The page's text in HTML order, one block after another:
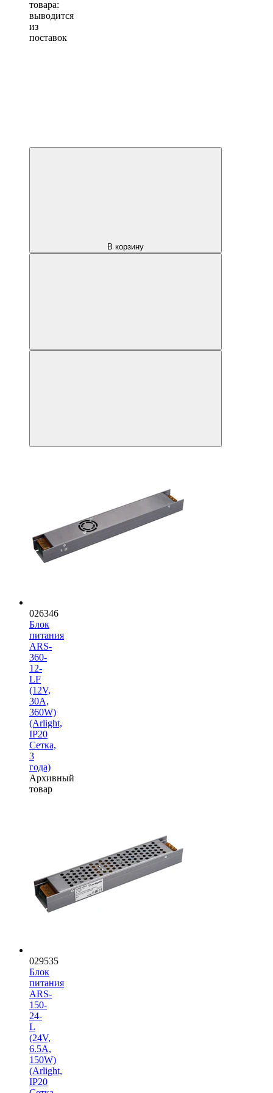
товара:
выводится
из
поставок
В корзину
026346
Блок
питания
ARS-
360-
12-
LF
(12V,
30A,
360W)
(Arlight,
IP20
Сетка,
3
года)
Архивный
товар
029535
Блок
питания
ARS-
150-
24-
L
(24V,
6.5A,
150W)
(Arlight,
IP20